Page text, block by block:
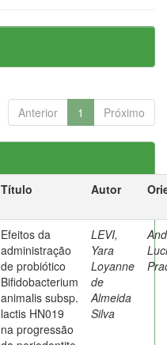
Anterior 1 Próximo
Título Autor
Efeitos da
administração
de probiótico
Bifidobacterium
animalis subsp.
lactis HN019
na progressão
LEVI,
Yara
Loyanne
de
Almeida
Silva